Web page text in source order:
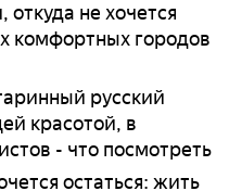
не хочется
комфортных городов
русский
красотой, в
- что посмотреть
остаться: жить